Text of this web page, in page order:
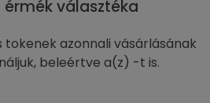
érmék választéka
azonnali vásárlásának
beleértve a(z) -t is.